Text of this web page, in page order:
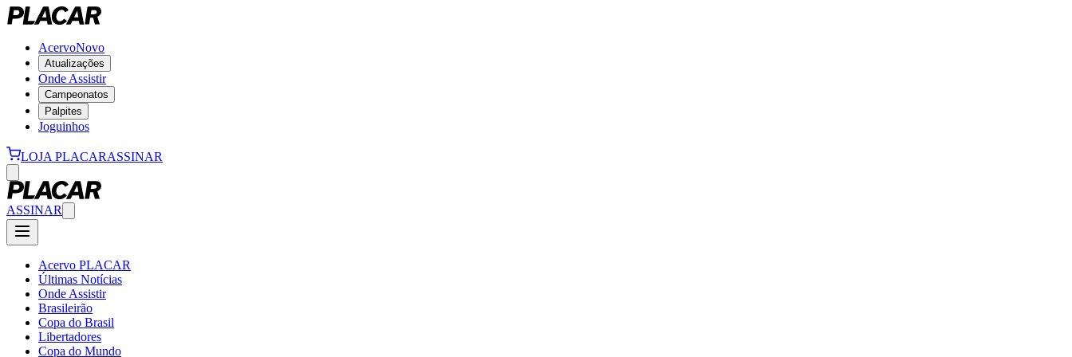
AcervoNovo
Atualizações
Onde Assistir
Campeonatos
Palpites
Joguinhos
LOJA PLACARASSINAR
ASSINAR
Acervo PLACAR
Últimas Notícias
Onde Assistir
Brasileirão
Copa do Brasil
Libertadores
Copa do Mundo